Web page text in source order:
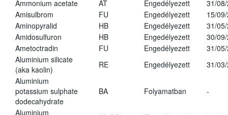
Ammonium acetate
AT Engedélyezett
31/
Amisulbrom
FU Engedélyezett
15/
Aminopyralid
HB Engedélyezett
31/
Amidosulfuron
HB Engedélyezett
30/
Ametoctradin
FU Engedélyezett
31/
Aluminium silicate
(aka kaolin)
RE Engedélyezett
31/
Aluminium
potassium sulphate
dodecahydrate
BA Folyamatban -
Aluminium